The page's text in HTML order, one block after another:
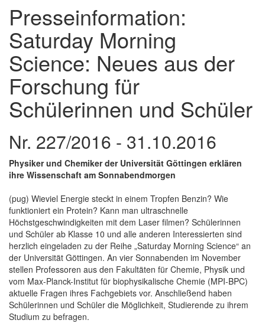
Presseinformation:
Saturday Morning
Science: Neues aus der
Forschung für
Schülerinnen und Schüler
Nr. 227/2016 - 31.10.2016
Physiker und Chemiker der Universität Göttingen erklären
ihre Wissenschaft am Sonnabendmorgen
(pug) Wieviel Energie steckt in einem Tropfen Benzin? Wie
funktioniert ein Protein? Kann man ultraschnelle
Höchstgeschwindigkeiten mit dem Laser filmen? Schülerinnen
und Schüler ab Klasse 10 und alle anderen Interessierten sind
herzlich eingeladen zu der Reihe „Saturday Morning Science“ an
der Universität Göttingen. An vier Sonnabenden im November
stellen Professoren aus den Fakultäten für Chemie, Physik und
vom Max-Planck-Institut für biophysikalische Chemie (MPI-BPC)
aktuelle Fragen ihres Fachgebiets vor. Anschließend haben
Schülerinnen und Schüler die Möglichkeit, Studierende zu ihrem
Studium zu befragen.